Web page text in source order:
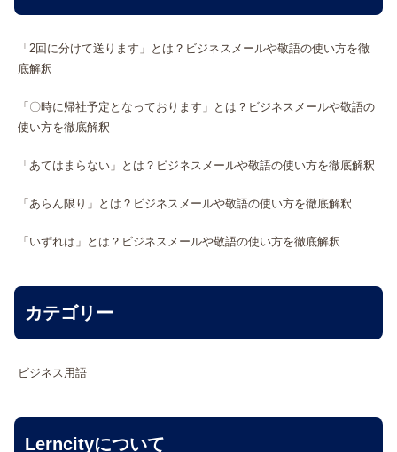
「2回に分けて送ります」とは？ビジネスメールや敬語の使い方を徹
底解釈
「〇時に帰社予定となっております」とは？ビジネスメールや敬語の
使い方を徹底解釈
「あてはまらない」とは？ビジネスメールや敬語の使い方を徹底解釈
「あらん限り」とは？ビジネスメールや敬語の使い方を徹底解釈
「いずれは」とは？ビジネスメールや敬語の使い方を徹底解釈
カテゴリー
ビジネス用語
Lerncityについて